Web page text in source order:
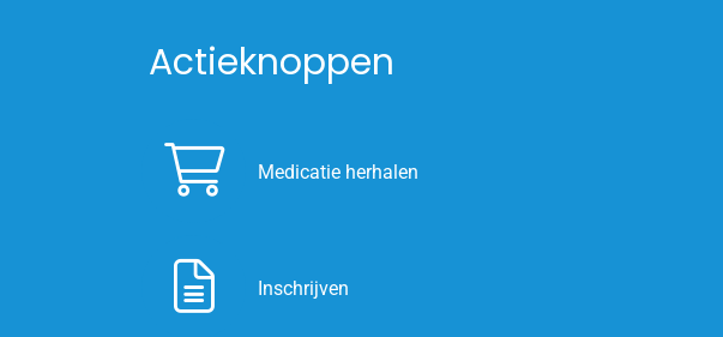
Actieknoppen
Medicatie herhalen
Inschrijven